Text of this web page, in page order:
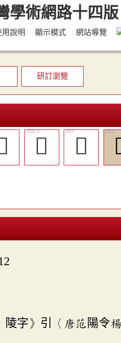
用說明 顯示模式 網站導覽
研訂瀏覽
󶘤 󶘧
陵字》引〈唐范陽令